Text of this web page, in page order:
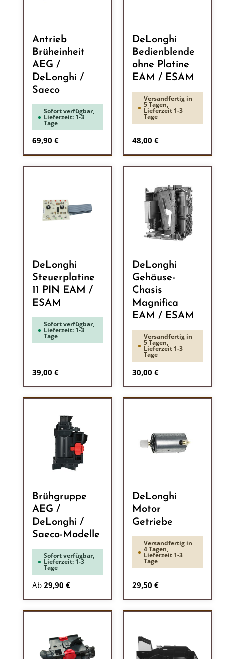
Antrieb
Brüheinheit
AEG /
DeLonghi /
Saeco
Sofort verfügbar,
Lieferzeit: 1-3
Tage
Regulärer Preis:
69,90 €
DeLonghi
Bedienblende
ohne Platine
EAM / ESAM
Versandfertig in
5 Tagen,
Lieferzeit 1-3
Tage
Regulärer Preis:
48,00 €
DeLonghi
Steuerplatine
11 PIN EAM /
ESAM
Sofort verfügbar,
Lieferzeit: 1-3
Tage
Regulärer Preis:
39,00 €
DeLonghi
Gehäuse-
Chasis
Magnifica
EAM / ESAM
Versandfertig in
5 Tagen,
Lieferzeit 1-3
Tage
Regulärer Preis:
30,00 €
Brühgruppe
AEG /
DeLonghi /
Saeco-Modelle
Sofort verfügbar,
Lieferzeit: 1-3
Tage
Ab 29,90 €
DeLonghi
Motor
Getriebe
Versandfertig in
4 Tagen,
Lieferzeit 1-3
Tage
Regulärer Preis:
29,50 €